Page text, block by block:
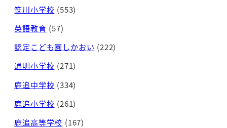
笹川小学校 (553)
英語教育 (57)
認定こども園しかおい (222)
通明小学校 (271)
鹿追中学校 (334)
鹿追小学校 (261)
鹿追高等学校 (167)